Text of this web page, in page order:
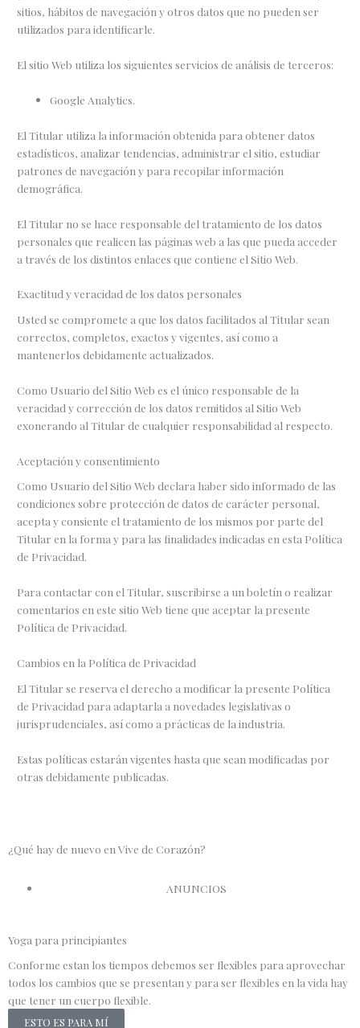
sitios, hábitos de navegación y otros datos que no pueden ser
utilizados para identificarle.
El sitio Web utiliza los siguientes servicios de análisis de terceros:
Google Analytics.
El Titular utiliza la información obtenida para obtener datos
estadísticos, analizar tendencias, administrar el sitio, estudiar
patrones de navegación y para recopilar información
demográfica.
El Titular no se hace responsable del tratamiento de los datos
personales que realicen las páginas web a las que pueda acceder
a través de los distintos enlaces que contiene el Sitio Web.
Exactitud y veracidad de los datos personales
Usted se compromete a que los datos facilitados al Titular sean
correctos, completos, exactos y vigentes, así como a
mantenerlos debidamente actualizados.
Como Usuario del Sitio Web es el único responsable de la
veracidad y corrección de los datos remitidos al Sitio Web
exonerando al Titular de cualquier responsabilidad al respecto.
Aceptación y consentimiento
Como Usuario del Sitio Web declara haber sido informado de las
condiciones sobre protección de datos de carácter personal,
acepta y consiente el tratamiento de los mismos por parte del
Titular en la forma y para las finalidades indicadas en esta Política
de Privacidad.
Para contactar con el Titular, suscribirse a un boletín o realizar
comentarios en este sitio Web tiene que aceptar la presente
Política de Privacidad.
Cambios en la Política de Privacidad
El Titular se reserva el derecho a modificar la presente Política
de Privacidad para adaptarla a novedades legislativas o
jurisprudenciales, así como a prácticas de la industria.
Estas políticas estarán vigentes hasta que sean modificadas por
otras debidamente publicadas.
¿Qué hay de nuevo en Vive de Corazón?
ANUNCIOS
Yoga para principiantes
Conforme estan los tiempos debemos ser flexibles para aprovechar
todos los cambios que se presentan y para ser flexibles en la vida hay
que tener un cuerpo flexible.
ESTO ES PARA MÍ